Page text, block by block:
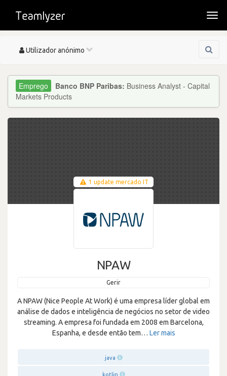
Toggle
Utilizador anónimo
Banco BNP Paribas: Business Analyst - Capital
Markets Products
1 update mercado IT
NPAW
Gerir
A NPAW (Nice People At Work) é uma empresa líder global em
análise de dados e inteligência de negócios no setor de video
streaming. A empresa foi fundada em 2008 em Barcelona,
Espanha, e desde então tem… Ler mais
java
kotlin